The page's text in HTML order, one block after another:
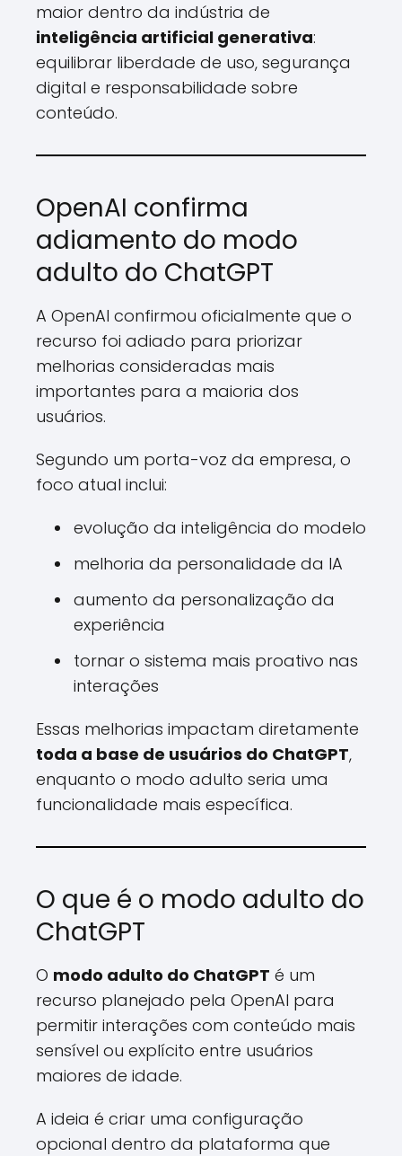
maior dentro da indústria de
inteligência artificial generativa:
equilibrar liberdade de uso, segurança
digital e responsabilidade sobre
conteúdo.
OpenAI confirma
adiamento do modo
adulto do ChatGPT
A OpenAI confirmou oficialmente que o
recurso foi adiado para priorizar
melhorias consideradas mais
importantes para a maioria dos
usuários.
Segundo um porta-voz da empresa, o
foco atual inclui:
evolução da inteligência do modelo
melhoria da personalidade da IA
aumento da personalização da
experiência
tornar o sistema mais proativo nas
interações
Essas melhorias impactam diretamente
toda a base de usuários do ChatGPT,
enquanto o modo adulto seria uma
funcionalidade mais específica.
O que é o modo adulto do
ChatGPT
O modo adulto do ChatGPT é um
recurso planejado pela OpenAI para
permitir interações com conteúdo mais
sensível ou explícito entre usuários
maiores de idade.
A ideia é criar uma configuração
opcional dentro da plataforma que